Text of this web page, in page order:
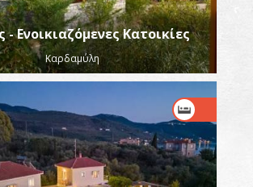
Ενοικιαζόμενες Κατοικίες
Καρδαμύλη